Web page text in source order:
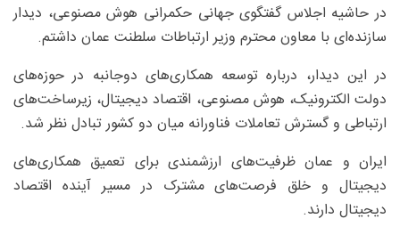
در حاشیه اجلاس گفتگوی جهانی حکمرانی هوش مصنوعی، دیدار
سازنده‌ای با معاون محترم وزیر ارتباطات سلطنت عمان داشتم.
در این دیدار، درباره توسعه همکاری‌های دوجانبه در حوزه‌های
دولت الکترونیک، هوش مصنوعی، اقتصاد دیجیتال، زیرساخت‌های
ارتباطی و گسترش تعاملات فناورانه میان دو کشور تبادل نظر شد.
ایران و عمان ظرفیت‌های ارزشمندی برای تعمیق همکاری‌های
دیجیتال و خلق فرصت‌های مشترک در مسیر آینده اقتصاد
دیجیتال دارند.